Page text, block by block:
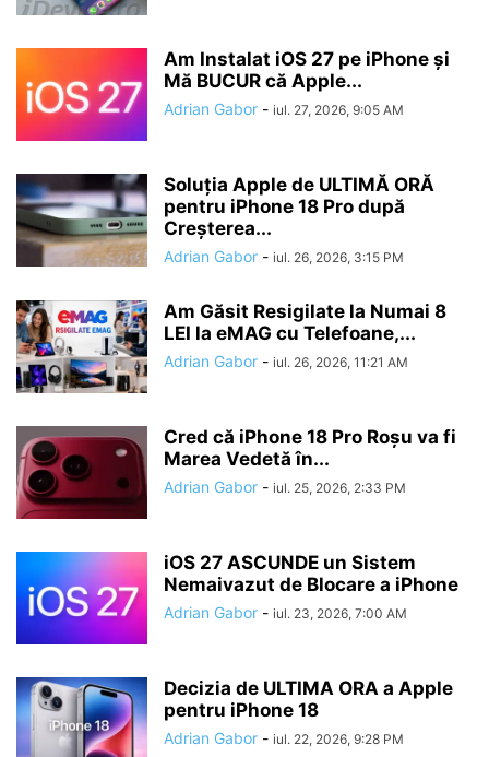
Am Instalat iOS 27 pe iPhone și
Mă BUCUR că Apple...
Adrian Gabor - iul. 27, 2026, 9:05 AM
Soluția Apple de ULTIMĂ ORĂ
pentru iPhone 18 Pro după
Creșterea...
Adrian Gabor - iul. 26, 2026, 3:15 PM
Am Găsit Resigilate la Numai 8
LEI la eMAG cu Telefoane,...
Adrian Gabor - iul. 26, 2026, 11:21 AM
Cred că iPhone 18 Pro Roșu va fi
Marea Vedetă în...
Adrian Gabor - iul. 25, 2026, 2:33 PM
iOS 27 ASCUNDE un Sistem
Nemaivazut de Blocare a iPhone
Adrian Gabor - iul. 23, 2026, 7:00 AM
Decizia de ULTIMA ORA a Apple
pentru iPhone 18
Adrian Gabor - iul. 22, 2026, 9:28 PM